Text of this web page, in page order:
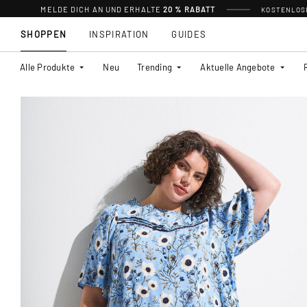
MELDE DICH AN UND ERHALTE20 % RABATT
SHOPPEN
Alle Produkte Neu Trending Aktuelle Angebote
INSPIRATION GUIDES